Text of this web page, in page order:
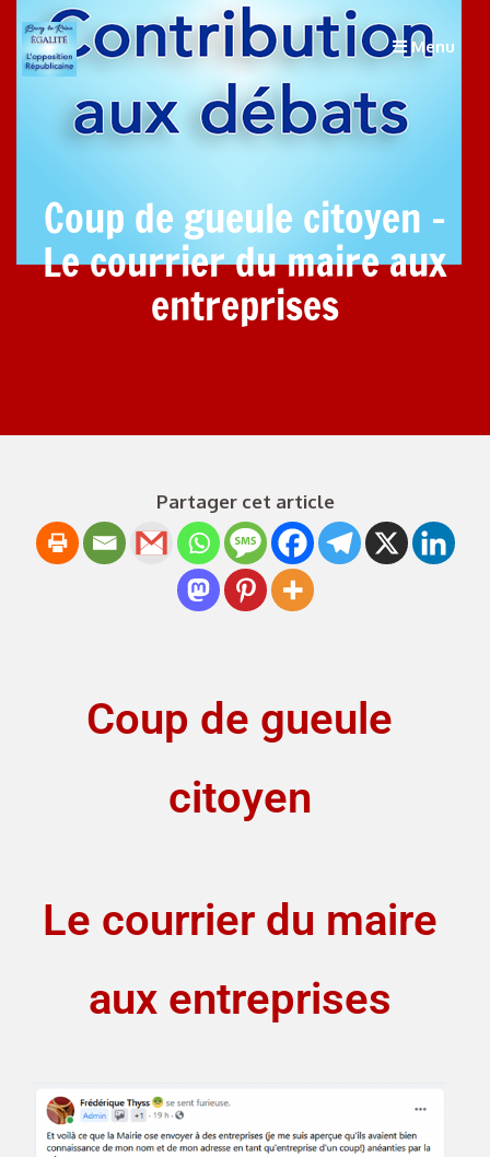
Menu
Coup de gueule citoyen –
Le courrier du maire aux
entreprises
Partager cet article
Coup de gueule
citoyen
Le courrier du maire
aux entreprises